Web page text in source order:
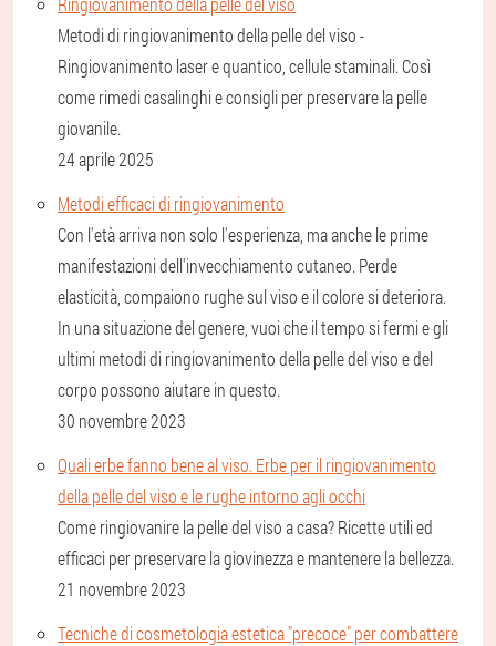
Metodi di ringiovanimento della pelle del viso -
Ringiovanimento laser e quantico, cellule staminali. Così
come rimedi casalinghi e consigli per preservare la pelle
giovanile.
24 aprile 2025
Metodi efficaci di ringiovanimento
Con l'età arriva non solo l'esperienza, ma anche le prime
manifestazioni dell'invecchiamento cutaneo. Perde
elasticità, compaiono rughe sul viso e il colore si deteriora.
In una situazione del genere, vuoi che il tempo si fermi e gli
ultimi metodi di ringiovanimento della pelle del viso e del
corpo possono aiutare in questo.
30 novembre 2023
Quali erbe fanno bene al viso. Erbe per il ringiovanimento
della pelle del viso e le rughe intorno agli occhi
Come ringiovanire la pelle del viso a casa? Ricette utili ed
efficaci per preservare la giovinezza e mantenere la bellezza.
21 novembre 2023
Tecniche di cosmetologia estetica "precoce" per combattere